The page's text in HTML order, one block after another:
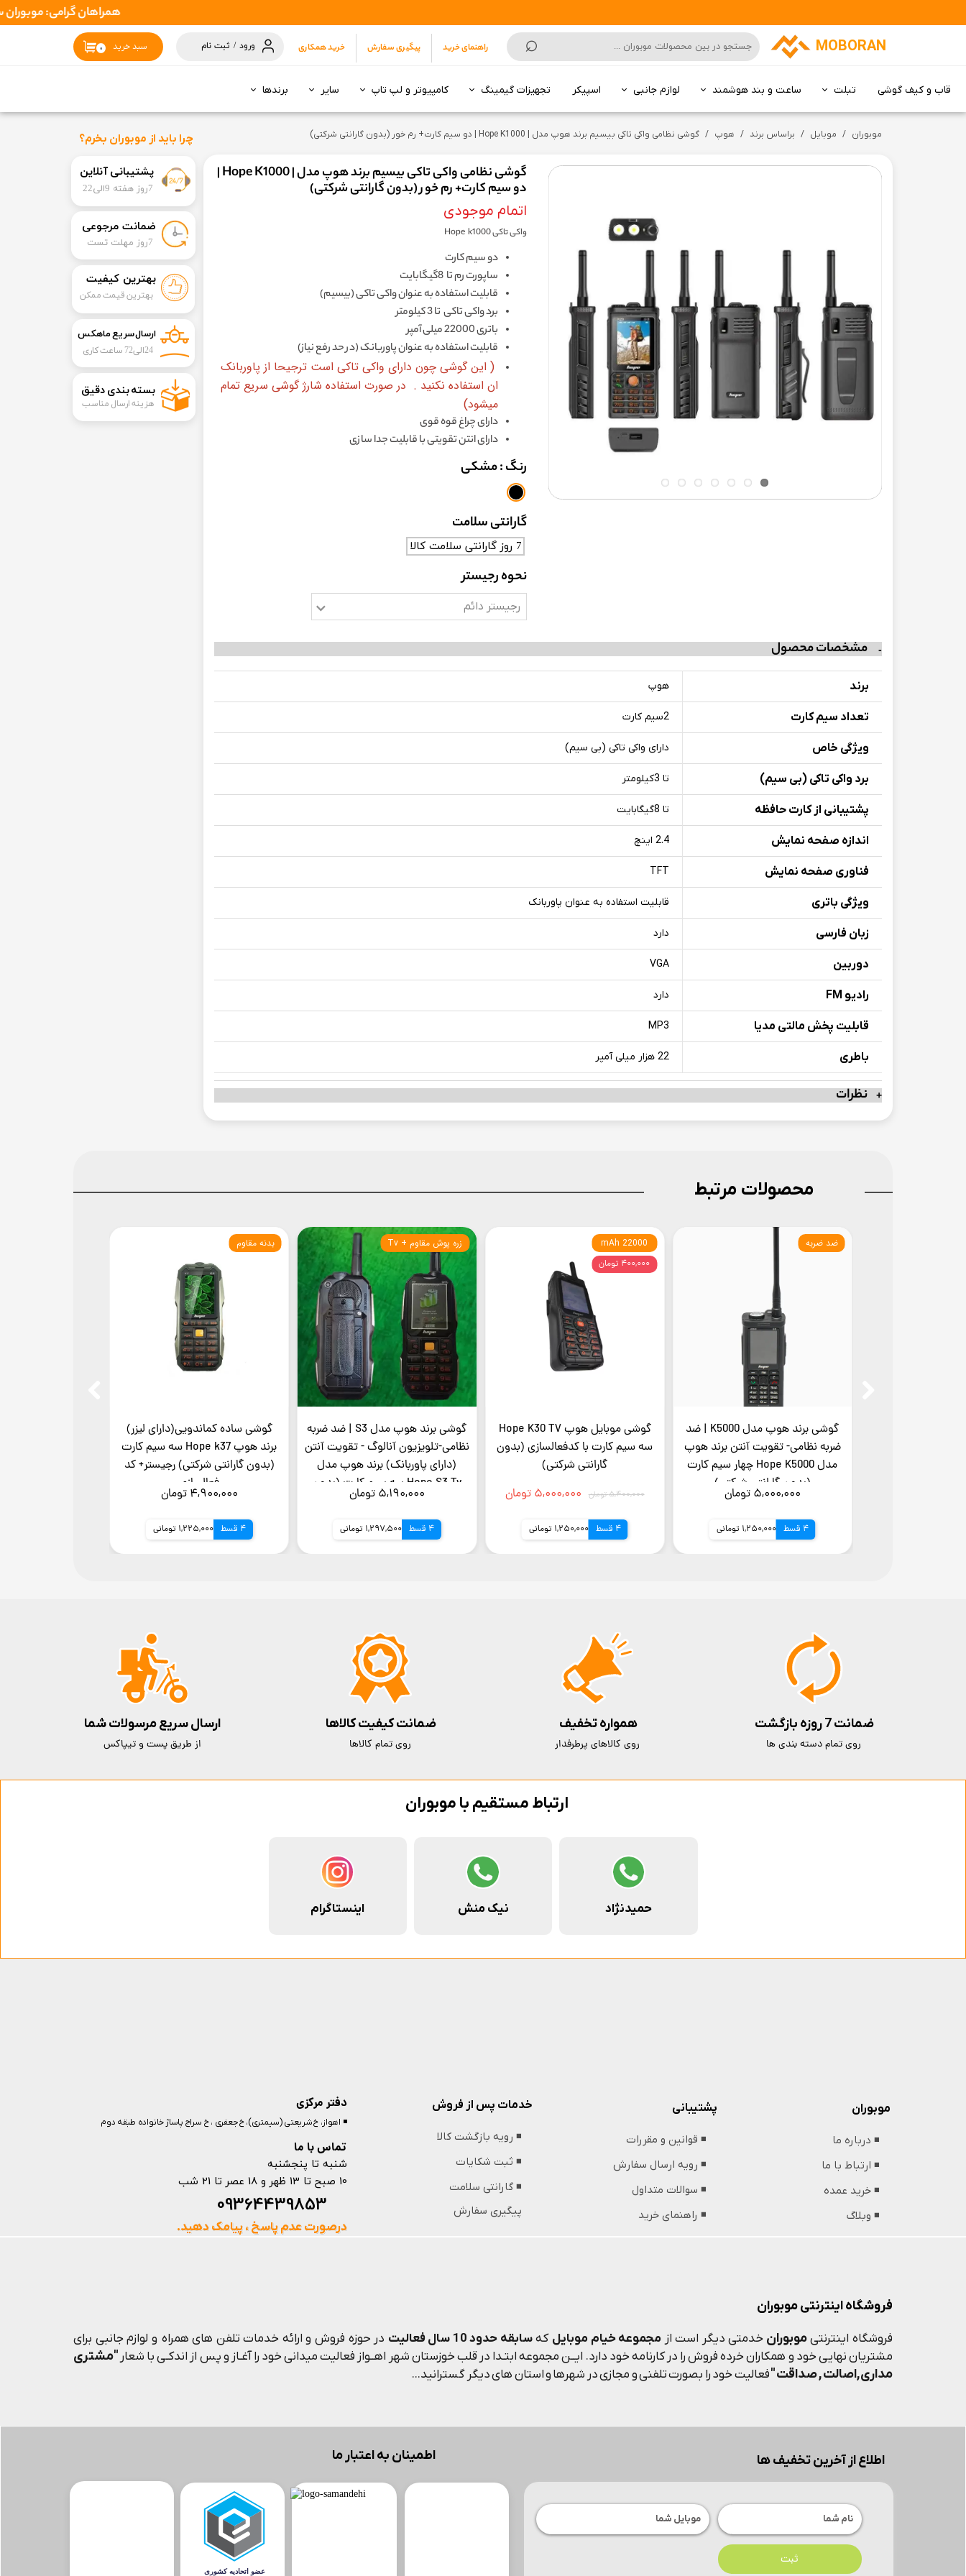
MOBORAN
قاب و کیف گوشی تبلت ساعت و بند هوشمند لوازم جانبی اسپیکر تجهیزات گیمینگ کامپیوتر و لپ تاپ سایر برندها
⌕ ۰ سبد خرید راهنمای خرید پیگیری سفارش خرید همکاری ورود / ثبت نام
خروج از حساب
کاربری
همراهان گرامی: موبوران سفارشات شما را در اسرع وقت ( 1 تا 2 روز کاری )
موبوران موبایل براساس برند هوپ گوشی نظامی واکی تاکی بیسیم برند هوپ مدل | Hope K1000 | دو سیم کارت+ رم خور (بدون گارانتی شرکتی)
گوشی نظامی واکی تاکی بیسیم برند هوپ مدل | Hope K1000 |
دو سیم کارت+ رم خور (بدون گارانتی شرکتی)
اتمام موجودی
واکی تاکی Hope k1000
دو سیم کارت
ساپورت رم تا 8گیگابایت
قابلیت استفاده به عنوان واکی تاکی (بیسیم)
برد واکی تاکی تا 3 کیلومتر
باتری 22000 میلی آمپر
قابلیت استفاده به عنوان پاوربانک (در حد رفع نیاز)
( این گوشی چون دارای واکی تاکی است ترجیحا از پاوربانک
ان استفاده نکنید . در صورت استفاده شارژ گوشی سریع تمام
میشود​​​​)
دارای چراغ قوه قوی
دارای انتن تقویتی با قابلیت جدا سازی
رنگ: مشکی
گارانتی سلامت
7 روز گارانتی سلامت کالا
نحوه رجیستر
رجیستر دائم
مشخصات محصول
برند هوپ
تعداد سیم کارت 2سیم کارت
ویژگی خاص دارای واکی تاکی (بی سیم)
برد واکی تاکی (بی سیم) تا 3کیلومتر
پشتیبانی از کارت حافظه تا 8گیگابایت
اندازه صفحه نمایش 2.4 اینچ
فناوری صفحه نمایش TFT
ویژگی باتری قابلیت استفاده به عنوان پاوربانک
زبان فارسی دارد
دوربین VGA
رادیو FM دارد
قابلیت پخش مالتی مدیا MP3
باطری 22 هزار میلی آمپر
نظرات
​​پشتیبانی آنلاین
7روز هفته 9الی22
چرا باید از موبوران بخرم؟
​ضمانت مرجوعی
​7روز مهلت تست
بهترین کیفیت
بهترین قیمت ممکن
ارسال سریع ماهکس
24الی72 ساعت کاری
​بسته بندی دقیق​​​​​​​
هزینه ارسال مناسب
گوشی ساده کماندویی(دارای لیزر)
برند هوپ Hope k37 سه سیم کارت
(بدون گارانتی شرکتی) رجیستر+ کد
فعالسازی
۴,۹۰۰,۰۰۰ تومان
4 قسط 1,225,000 تومانی
بدنه مقاوم
گوشی برند هوپ مدل S3 | ضد ضربه
نظامی-تلویزیون آنالوگ - تقویت آنتن
(دارای پاوربانک) برند هوپ مدل
Hope S3 Tv سه سیم کارت (بدون
گارانتی شرکتی)
۵,۱۹۰,۰۰۰ تومان
4 قسط 1,297,500 تومانی
زره پوش مقاوم + Tv
گوشی موبایل هوپ Hope K30 TV
سه سیم کارت با کدفعالسازی (بدون
گارانتی شرکتی)
۵,۴۰۰,۰۰۰ تومان ۵,۰۰۰,۰۰۰ تومان
4 قسط 1,250,000 تومانی
22000 mAh
۴۰۰,۰۰۰ تومان
گوشی برند هوپ مدل K5000 | ضد
ضربه نظامی- تقویت آنتن برند هوپ
مدل Hope K5000 چهار سیم کارت
(بدون گارانتی شرکتی)
۵,۰۰۰,۰۰۰ تومان
4 قسط 1,250,000 تومانی
ضد ضربه
محصولات مرتبط
فروشگاه اینترنتی موبوران
فروشگاه اینترنتیموبوران خدمتی دیگر است از مجموعه خیام موبایل کهسابقه حدود 10 سال فعالیت
در حوزه فروش و ارائه خدمات تلفن های همراه و لوازم جانبی برای
مشتریان نهایی خود و همکاران خرده فروش را در کارنامه خود دارد. ایــن مجموعه ابتـدا در قلب خوزستان شهر اهــواز فعالیت میدانی خود را آغـاز و پس از اندکـی با شعار "مشتری
مداری,اصالت , صداقت "فعالیت خود را بصورت تلفنی و مجازی در شهرها و استان های دیگر گسترانید...
اطمینان به اعتبار ما اطلاع از آخرین تخفیف ها
ثبت
ارتباط مستقیم با موبوران
حمیدنژاد نیک منش اینستاگرام
ضمانت 7 روزه بازگشت
روی تمام دسته بندی ها
ارسال سریع مرسولات شما
از طریق پست و تیپاکس
ضمانت کیفیت کالاها
روی تمام کالاها
همواره تخفیف
روی کالاهای پرطرفدار
دفتر مرکزی
تماس با ما
◾️ اهواز، خ شریعتی (سیمتری)، خ جعفری ، خ سراج پاساژ خانواده طبقه دوم
شنبه تا پنجشنبه
10 صبح تا 13 ظهر و 18 عصر تا 21 شب
درصورت عدم پاسخ ، پیامک دهید.
پشتیبانی
◾️ قوانین و مقررات
◾️ رویه ارسال سفارش
◾️ سوالات متداول
◾️ راهنمای خرید
موبوران
◾️ درباره ما
◾️ ارتباط با ما
◾️ خرید عمده
◾️ وبلاگ
خدمات پس از فروش
◾️ رویه بازگشت کالا
◾️ ثبت شکایات
◾️ گارانتی سلامت
پیگیری سفارش